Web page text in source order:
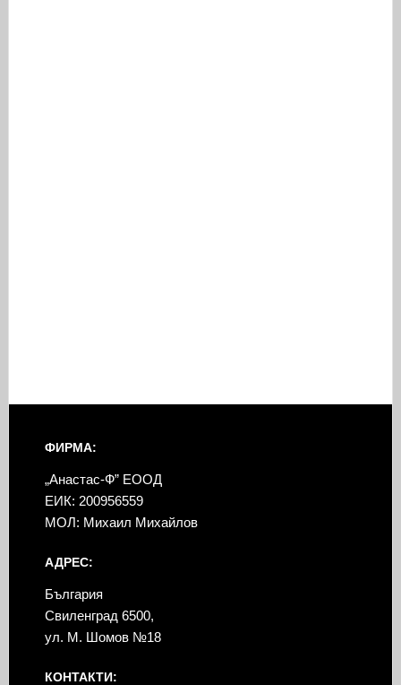
ФИРМА:
„Анастас-Ф” ЕООД
ЕИК: 200956559
МОЛ: Михаил Михайлов
АДРЕС:
България
Свиленград 6500,
ул. М. Шомов №18
КОНТАКТИ: